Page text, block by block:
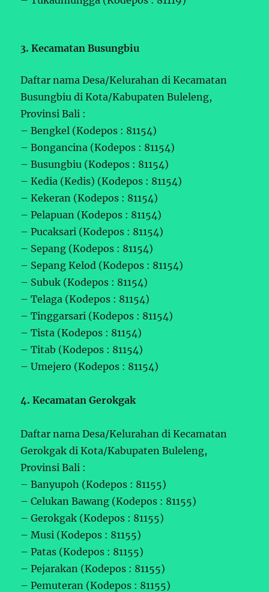
3. Kecamatan Busungbiu
Daftar nama Desa/Kelurahan di Kecamatan
Busungbiu di Kota/Kabupaten Buleleng,
Provinsi Bali :
– Bengkel (Kodepos : 81154)
– Bongancina (Kodepos : 81154)
– Busungbiu (Kodepos : 81154)
– Kedia (Kedis) (Kodepos : 81154)
– Kekeran (Kodepos : 81154)
– Pelapuan (Kodepos : 81154)
– Pucaksari (Kodepos : 81154)
– Sepang (Kodepos : 81154)
– Sepang Kelod (Kodepos : 81154)
– Subuk (Kodepos : 81154)
– Telaga (Kodepos : 81154)
– Tinggarsari (Kodepos : 81154)
– Tista (Kodepos : 81154)
– Titab (Kodepos : 81154)
– Umejero (Kodepos : 81154)
4. Kecamatan Gerokgak
Daftar nama Desa/Kelurahan di Kecamatan
Gerokgak di Kota/Kabupaten Buleleng,
Provinsi Bali :
– Banyupoh (Kodepos : 81155)
– Celukan Bawang (Kodepos : 81155)
– Gerokgak (Kodepos : 81155)
– Musi (Kodepos : 81155)
– Patas (Kodepos : 81155)
– Pejarakan (Kodepos : 81155)
– Pemuteran (Kodepos : 81155)